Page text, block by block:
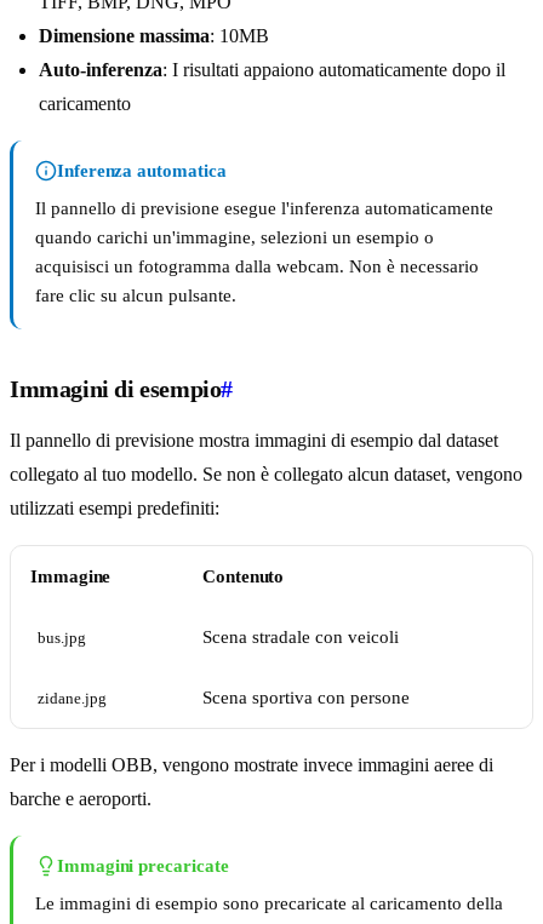
Dimensione massima: 10MB
Auto-inferenza: I risultati appaiono automaticamente dopo il
caricamento
Inferenza automatica
Il pannello di previsione esegue l'inferenza automaticamente
quando carichi un'immagine, selezioni un esempio o
acquisisci un fotogramma dalla webcam. Non è necessario
fare clic su alcun pulsante.
Immagini di esempio#
Il pannello di previsione mostra immagini di esempio dal dataset
collegato al tuo modello. Se non è collegato alcun dataset, vengono
utilizzati esempi predefiniti:
Immagine Contenuto
bus.jpg Scena stradale con veicoli
zidane.jpg Scena sportiva con persone
Per i modelli OBB, vengono mostrate invece immagini aeree di
barche e aeroporti.
Immagini precaricate
Le immagini di esempio sono precaricate al caricamento della